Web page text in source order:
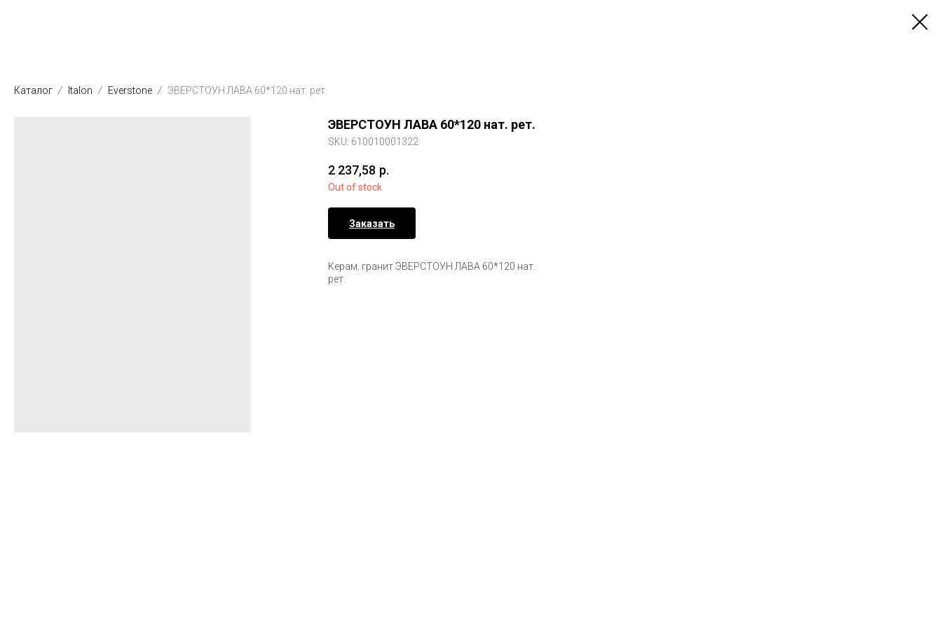
Каталог Italon Everstone ЭВЕРСТОУН ЛАВА 60*120 нат. рет.
ЭВЕРСТОУН ЛАВА 60*120 нат. рет.
SKU: 610010001322
2 237,58 р.
Out of stock
Заказать
Керам. гранит ЭВЕРСТОУН ЛАВА 60*120 нат.
рет.